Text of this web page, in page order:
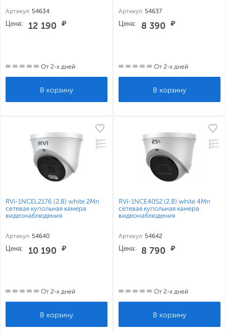
Артикул: 54634
Цена: 12 190 ₽
От 2-х дней
Артикул: 54637
Цена: 8 390 ₽
От 2-х дней
RVi-1NCEL2176 (2.8) white 2Мп
сетевая купольная камера
видеонаблюдения
Артикул: 54640
Цена: 10 190 ₽
От 2-х дней
RVi-1NCE4052 (2.8) white 4Мп
сетевая купольная камера
видеонаблюдения
Артикул: 54642
Цена: 8 790 ₽
От 2-х дней